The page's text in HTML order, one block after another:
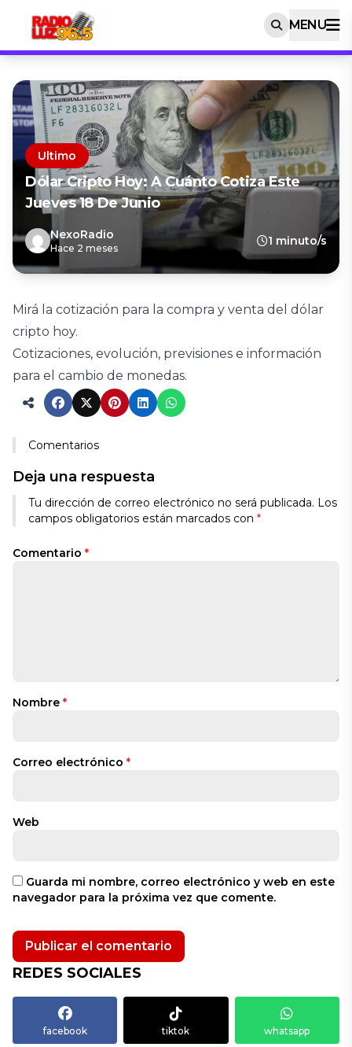
MENU
Ultimo
Dólar Cripto Hoy: A Cuánto Cotiza Este
Jueves 18 De Junio
NexoRadio
Hace 2 meses
1 minuto/s
Mirá la cotización para la compra y venta del dólar
cripto hoy.
Cotizaciones, evolución, previsiones e información
para el cambio de monedas.
Comentarios
Deja una respuesta
Tu dirección de correo electrónico no será publicada. Los
campos obligatorios están marcados con *
Comentario *
Nombre *
Correo electrónico *
Web
Guarda mi nombre, correo electrónico y web en este
navegador para la próxima vez que comente.
REDES SOCIALES
facebook tiktok whatsapp